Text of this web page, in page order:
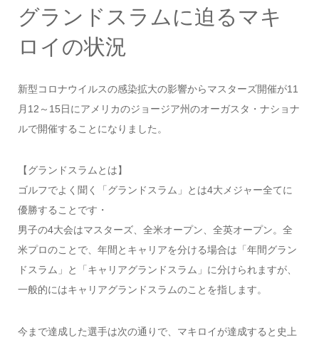
グランドスラムに迫るマキ
ロイの状況
新型コロナウイルスの感染拡大の影響からマスターズ開催が11
月12～15日にアメリカのジョージア州のオーガスタ・ナショナ
ルで開催することになりました。
【グランドスラムとは】
ゴルフでよく聞く「グランドスラム」とは4大メジャー全てに
優勝することです・
男子の4大会はマスターズ、全米オープン、全英オープン。全
米プロのことで、年間とキャリアを分ける場合は「年間グラン
ドスラム」と「キャリアグランドスラム」に分けられますが、
一般的にはキャリアグランドスラムのことを指します。
今まで達成した選手は次の通りで、マキロイが達成すると史上